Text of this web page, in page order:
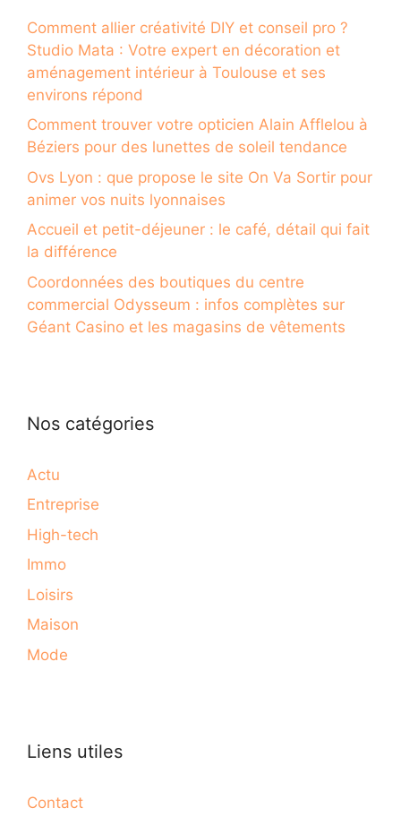
Comment allier créativité DIY et conseil pro ?
Studio Mata : Votre expert en décoration et
aménagement intérieur à Toulouse et ses
environs répond
Comment trouver votre opticien Alain Afflelou à
Béziers pour des lunettes de soleil tendance
Ovs Lyon : que propose le site On Va Sortir pour
animer vos nuits lyonnaises
Accueil et petit-déjeuner : le café, détail qui fait
la différence
Coordonnées des boutiques du centre
commercial Odysseum : infos complètes sur
Géant Casino et les magasins de vêtements
Nos catégories
Actu
Entreprise
High-tech
Immo
Loisirs
Maison
Mode
Liens utiles
Contact